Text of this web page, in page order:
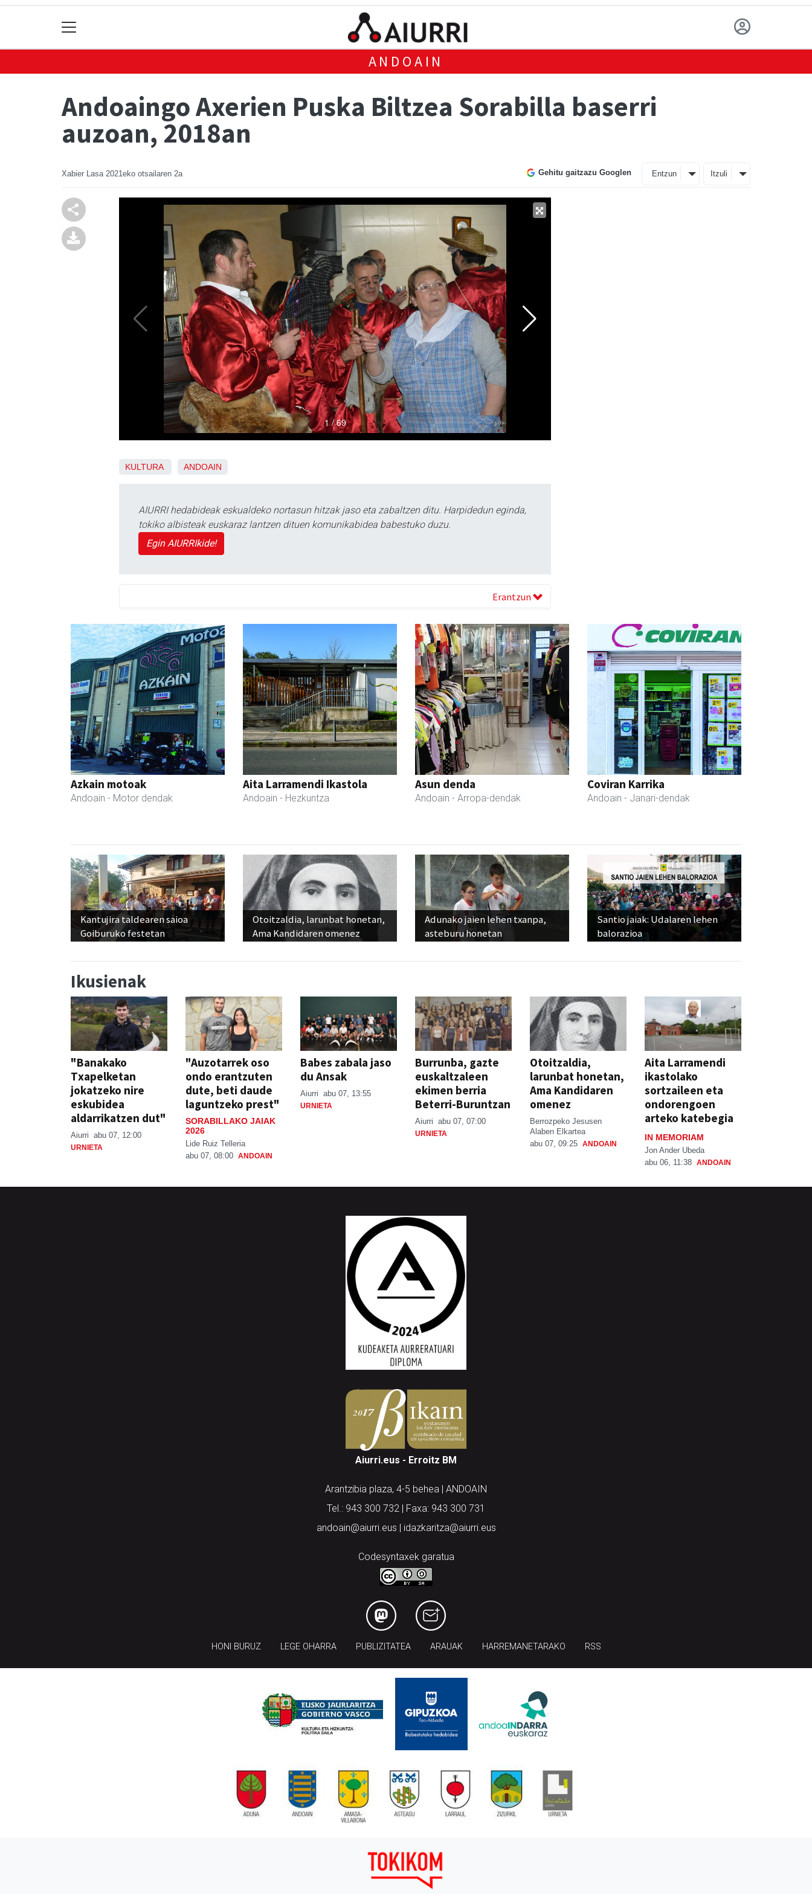
ANDOAIN
Andoaingo Axerien Puska Biltzea Sorabilla baserri
auzoan, 2018an
Xabier Lasa 2021eko otsailaren 2a Gehitu gaitzazu Googlen Entzun Itzuli
KULTURA ANDOAIN
AIURRI hedabideak eskualdeko nortasun hitzak jaso eta zabaltzen ditu. Harpidedun eginda,
tokiko albisteak euskaraz lantzen dituen komunikabidea babestuko duzu.
Egin AIURRIkide!
Erantzun
Azkain motoak
Andoain - Motor dendak
Aita Larramendi Ikastola
Andoain - Hezkuntza
Asun denda
Andoain - Arropa-dendak
Coviran Karrika
Andoain - Janari-dendak
Kantujira taldearen saioa
Goiburuko festetan
Otoitzaldia, larunbat honetan,
Ama Kandidaren omenez
Adunako jaien lehen txanpa,
asteburu honetan
Santio jaiak: Udalaren lehen
balorazioa
Ikusienak
"Banakako
Txapelketan
jokatzeko nire
eskubidea
aldarrikatzen dut"
Aiurri abu 07, 12:00
URNIETA
"Auzotarrek oso
ondo erantzuten
dute, beti daude
laguntzeko prest"
SORABILLAKO JAIAK
2026
Lide Ruiz Telleria
abu 07, 08:00 ANDOAIN
Babes zabala jaso
du Ansak
Aiurri abu 07, 13:55
URNIETA
Burrunba, gazte
euskaltzaleen
ekimen berria
Beterri-Buruntzan
Aiurri abu 07, 07:00
URNIETA
Otoitzaldia,
larunbat honetan,
Ama Kandidaren
omenez
Berrozpeko Jesusen
Alaben Elkartea
abu 07, 09:25 ANDOAIN
Aita Larramendi
ikastolako
sortzaileen eta
ondorengoen
arteko katebegia
IN MEMORIAM
Jon Ander Ubeda
abu 06, 11:38 ANDOAIN
Aiurri.eus - Erroitz BM
Arantzibia plaza, 4-5 behea | ANDOAIN
Tel.: 943 300 732 | Faxa: 943 300 731
andoain@aiurri.eus | idazkaritza@aiurri.eus
Codesyntaxek garatua
HONI BURUZ LEGE OHARRA PUBLIZITATEA ARAUAK HARREMANETARAKO RSS